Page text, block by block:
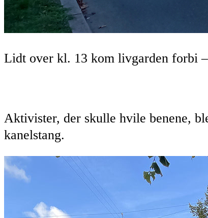
Lidt over kl. 13 kom livgarden forbi
Aktivister, der skulle hvile benene,
kanelstang.